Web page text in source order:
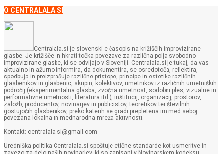
O CENTRALALA.SI
Centralala.si je slovenski e-časopis na križiščih improvizirane
glasbe. Je križišče in hkrati točka povezave za različna polja svobodno
improvizirane glasbe, ki se odvijajo v Sloveniji. Centralala.si je tukaj, da vas
aktualno in ažurno informira, da dokumentira, se osredotoča, reflektira,
spodbuja in preizprašuje različne pristope, principe in estetike različnih
glasbenikov in glasbenic, skupin, kolektivov, umetnikov iz različnih umetniških
področij (eksperimentalna glasba, zvočna umetnost, sodobni ples, vizualne in
performativne umetnosti, literatura itd.), inštitucij, organizacij, prostorov,
založb, producentov, novinarjev in publicistov, teoretikov ter številnih
gostujočih glasbenikov, preko katerih se gradi prepletena im med seboj
povezana lokalna in mednarodna mreža aktivnosti.
Kontakt: centralala.si@gmail.com
Uredniška politika Centralala.si spoštuje etične standarde kot usmeritve in
zavezo za delo naših novinarjev, ki so zapisani v Novinarskem kodeksu